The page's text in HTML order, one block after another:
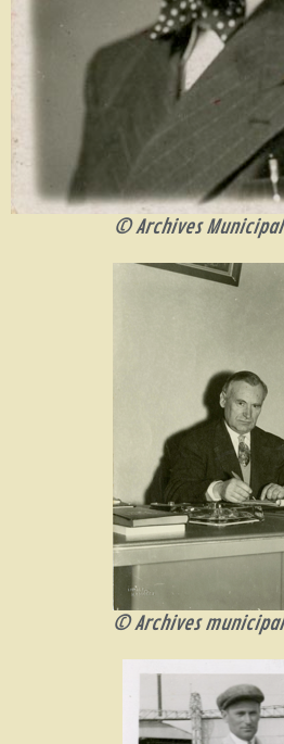
© Archives
© Archives